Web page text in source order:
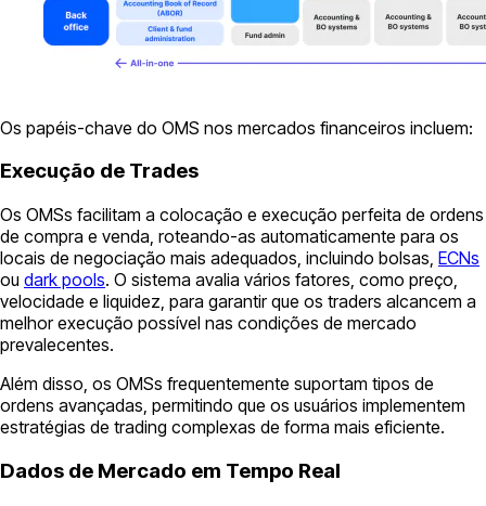
Os papéis-chave do OMS nos mercados financeiros incluem:
Execução de Trades
Os OMSs facilitam a colocação e execução perfeita de ordens
de compra e venda, roteando-as automaticamente para os
locais de negociação mais adequados, incluindo bolsas, ECNs
ou dark pools. O sistema avalia vários fatores, como preço,
velocidade e liquidez, para garantir que os traders alcancem a
melhor execução possível nas condições de mercado
prevalecentes.
Além disso, os OMSs frequentemente suportam tipos de
ordens avançadas, permitindo que os usuários implementem
estratégias de trading complexas de forma mais eficiente.
Dados de Mercado em Tempo Real